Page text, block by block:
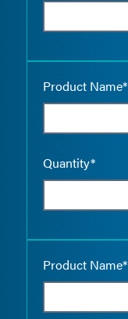
Product Name*
Quantity*
Product Name*